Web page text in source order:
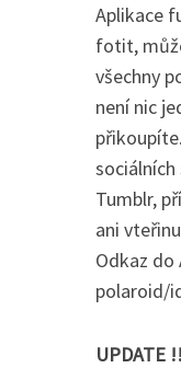
Aplikace
fotit,
všechny
není nic
Tumblr,
ani
Odkaz
polaroid/
UPDATE